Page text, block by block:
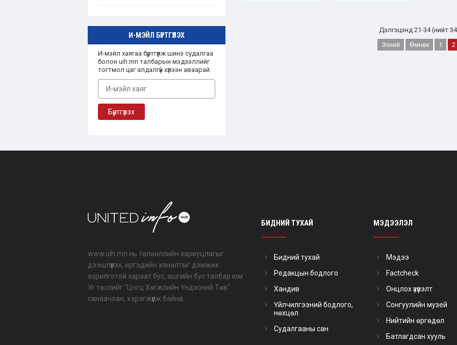
И-МЭЙЛ БҮРТГҮҮЛЭХ
И-мэйл хаягаа бүртгүүлж шинэ судалгаа
болон uih.mn талбарын мэдээллийг
тогтмол цаг алдалгүй хүлээн аваарай.
судалгааны
илтгэх хуудас
Дэлгэцэнд 21-34 (нийт
Эхний
Өмнөх 1 2
www.uih.mn нь төлөөллийн хариуцлагыг
дээшлүүлэх, иргэдийн хяналтыг дэмжих
зорилготой хараат бус, ашгийн бус талбар юм.
Уг төслийг "Цогц Хөгжлийн Үндэсний Төв"
санаачлан, хэрэгжүүлж байна.
БИДНИЙ ТУХАЙ
Бидний тухай
Редакцын бодлого
Хандив
Үйлчилгээний бодлого,
нөхцөл
Судалгааны сан
МЭДЭЭЛЭЛ
Мэдээ
Factcheck
Онцлох үзүүлэлт
Сонгуулийн музей
Нийтийн өргөдөл
Батлагдсан хууль